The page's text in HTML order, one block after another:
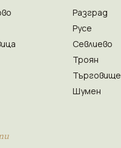
Разград
Русе
Севлиево
Троян
Търговище
Шумен